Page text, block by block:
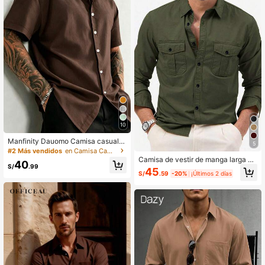
10
Manfinity Dauomo Camisa casual d
e manga corta de unicolor con boto
#2 Más vendidos en Camisa Camisas de hombre
S/40.99
5
Camisa de vestir de manga larga de
unicolor versátil para hombre, casu
al de negocios, otoño
S/45.59 -20% ¡Últimos 2 días